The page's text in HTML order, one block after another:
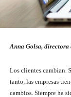
Anna Golsa, directora
Los clientes cambian.
tanto, las empresas
cambios. Siempre ha